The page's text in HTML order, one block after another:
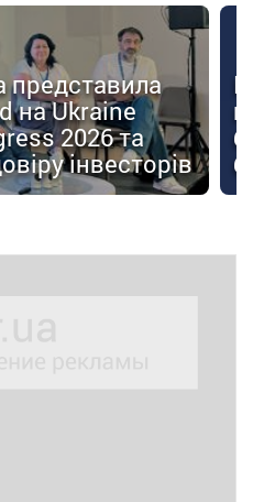
представила
на Ukraine
2026 та
інвесторів